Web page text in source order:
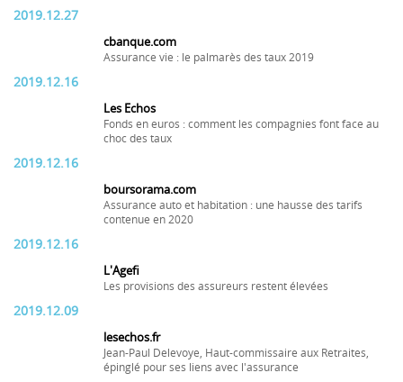
2019.12.27
cbanque.com
Assurance vie : le palmarès des taux 2019
2019.12.16
Les Echos
Fonds en euros : comment les compagnies font face au
choc des taux
2019.12.16
boursorama.com
Assurance auto et habitation : une hausse des tarifs
contenue en 2020
2019.12.16
L'Agefi
Les provisions des assureurs restent élevées
2019.12.09
lesechos.fr
Jean-Paul Delevoye, Haut-commissaire aux Retraites,
épinglé pour ses liens avec l'assurance